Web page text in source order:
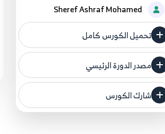
تحميل الكورس كامل
مصدر الدورة الرئيسي
فنحن لا ندعي ملكية أي دورة ولهذا نضع
المصدر الأصلي لكم
مصدر الدورة الرئيسي
شارك الكورس